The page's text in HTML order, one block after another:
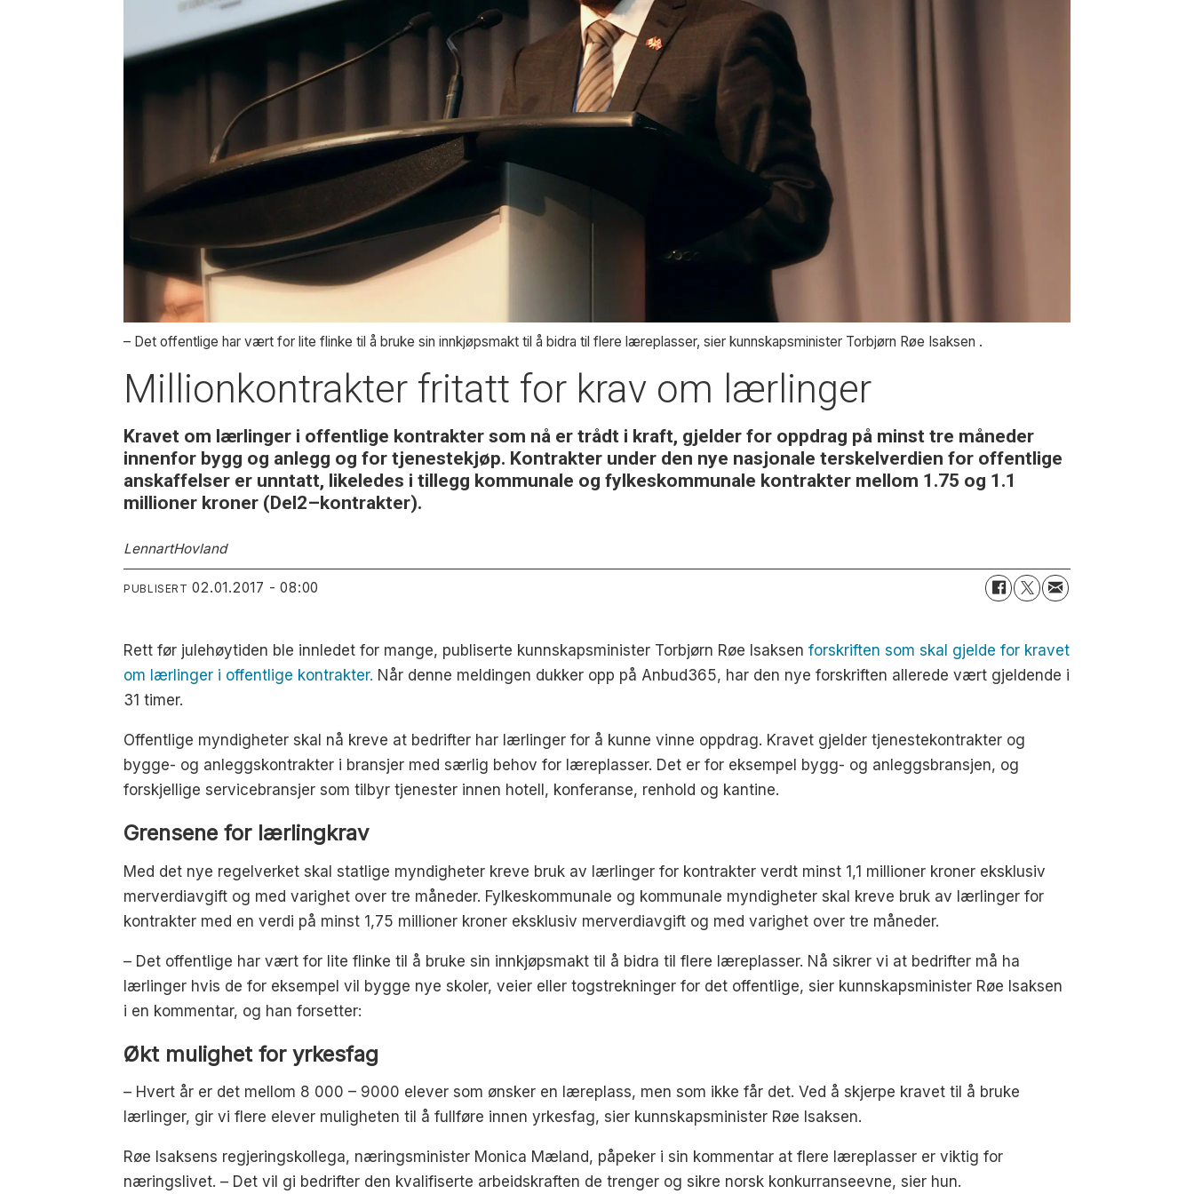
– Det offentlige har vært for lite flinke til å bruke sin innkjøpsmakt til å bidra til flere læreplasser, sier kunnskapsminister Torbjørn Røe Isaksen .
Millionkontrakter fritatt for krav om lærlinger
Kravet om lærlinger i offentlige kontrakter som nå er trådt i kraft, gjelder for oppdrag på minst tre måneder
innenfor bygg og anlegg og for tjenestekjøp. Kontrakter under den nye nasjonale terskelverdien for offentlige
anskaffelser er unntatt, likeledes i tillegg kommunale og fylkeskommunale kontrakter mellom 1.75 og 1.1
millioner kroner (Del2–kontrakter).
LennartHovland
PUBLISERT 02.01.2017 - 08:00
Rett før julehøytiden ble innledet for mange, publiserte kunnskapsminister Torbjørn Røe Isaksenforskriften som skal gjelde for kravet
om lærlinger i offentlige kontrakter. Når denne meldingen dukker opp på Anbud365, har den nye forskriften allerede vært gjeldende i
31 timer.
Offentlige myndigheter skal nå kreve at bedrifter har lærlinger for å kunne vinne oppdrag. Kravet gjelder tjenestekontrakter og
bygge- og anleggskontrakter i bransjer med særlig behov for læreplasser. Det er for eksempel bygg- og anleggsbransjen, og
forskjellige servicebransjer som tilbyr tjenester innen hotell, konferanse, renhold og kantine.
Grensene for lærlingkrav
Med det nye regelverket skal statlige myndigheter kreve bruk av lærlinger for kontrakter verdt minst 1,1 millioner kroner eksklusiv
merverdiavgift og med varighet over tre måneder. Fylkeskommunale og kommunale myndigheter skal kreve bruk av lærlinger for
kontrakter med en verdi på minst 1,75 millioner kroner eksklusiv merverdiavgift og med varighet over tre måneder.
– Det offentlige har vært for lite flinke til å bruke sin innkjøpsmakt til å bidra til flere læreplasser. Nå sikrer vi at bedrifter må ha
lærlinger hvis de for eksempel vil bygge nye skoler, veier eller togstrekninger for det offentlige, sier kunnskapsminister Røe Isaksen
i en kommentar, og han forsetter:
Økt mulighet for yrkesfag
– Hvert år er det mellom 8 000 – 9000 elever som ønsker en læreplass, men som ikke får det. Ved å skjerpe kravet til å bruke
lærlinger, gir vi flere elever muligheten til å fullføre innen yrkesfag, sier kunnskapsminister Røe Isaksen.
Røe Isaksens regjeringskollega, næringsminister Monica Mæland, påpeker i sin kommentar at flere læreplasser er viktig for
næringslivet. – Det vil gi bedrifter den kvalifiserte arbeidskraften de trenger og sikre norsk konkurranseevne, sier hun.